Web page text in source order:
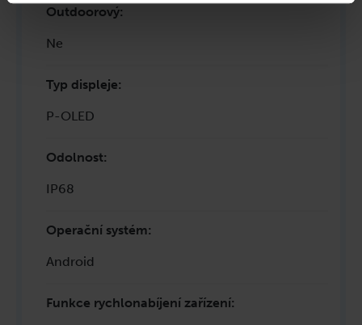
Outdoorový:
Ne
Typ displeje:
P-OLED
Odolnost:
IP68
Operační systém:
Android
Funkce rychlonabíjení zařízení: